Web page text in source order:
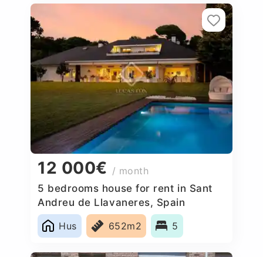
12 000€ / month
5 bedrooms house for rent in Sant
Andreu de Llavaneres, Spain
Hus
652m2 5